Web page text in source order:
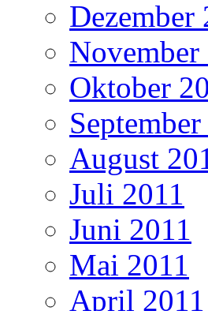
Dezember
November
Oktober
September
August
Juli 2011
Juni 2011
Mai 2011
April 2011